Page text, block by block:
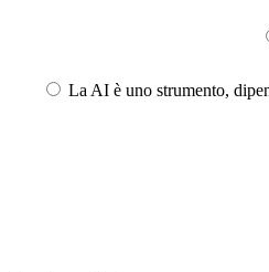
La AI è uno strumento,